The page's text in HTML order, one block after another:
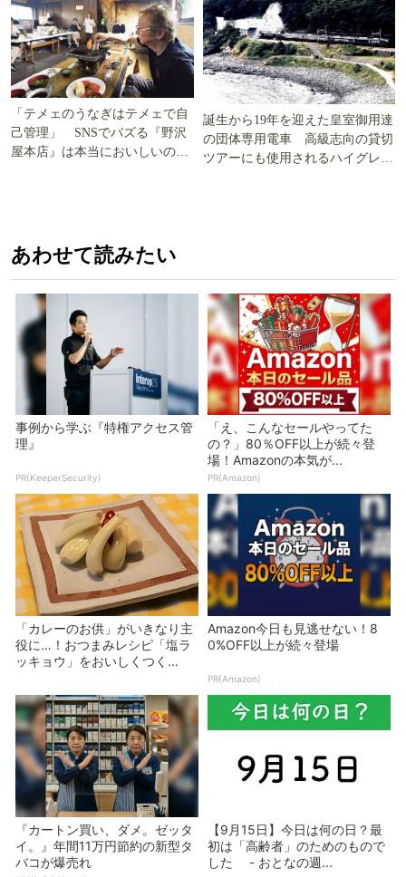
「テメェのうなぎはテメェで自
己管理」 SNSでバズる『野沢
屋本店』は本当においしいの
誕生から19年を迎えた皇室御用達
の団体専用電車 高級志向の貸切
ツアーにも使用されるハイグレー
あわせて読みたい
事例から学ぶ『特権アクセス管
理』
PR(KeeperSecurity)
「え、こんなセールやってた
の？」80％OFF以上が続々登
場！Amazonの本気が...
PR(Amazon)
「カレーのお供」がいきなり主
役に…！おつまみレシピ「塩ラ
ッキョウ」をおいしくつく...
Amazon今日も見逃せない！8
0%OFF以上が続々登場
PR(Amazon)
『カートン買い、ダメ。ゼッタ
イ。』年間11万円節約の新型タ
バコが爆売れ
【9月15日】今日は何の日？最
初は「高齢者」のためのもので
した - おとなの週...